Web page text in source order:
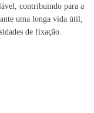
contribuindo para a
uma longa vida útil,
de fixação.